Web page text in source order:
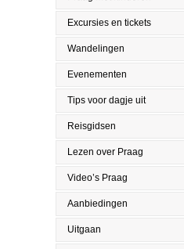
Excursies en tickets
Wandelingen
Evenementen
Tips voor dagje uit
Reisgidsen
Lezen over Praag
Video’s Praag
Aanbiedingen
Uitgaan